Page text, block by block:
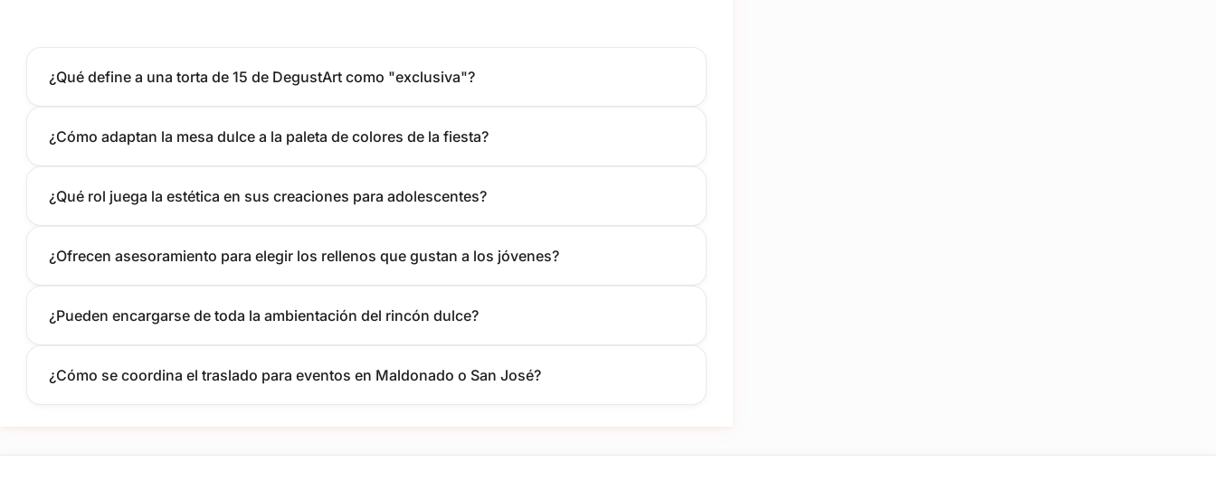
¿Qué define a una torta de 15 de DegustArt como "exclusiva"?
¿Cómo adaptan la mesa dulce a la paleta de colores de la fiesta?
¿Qué rol juega la estética en sus creaciones para adolescentes?
¿Ofrecen asesoramiento para elegir los rellenos que gustan a los jóvenes?
¿Pueden encargarse de toda la ambientación del rincón dulce?
¿Cómo se coordina el traslado para eventos en Maldonado o San José?